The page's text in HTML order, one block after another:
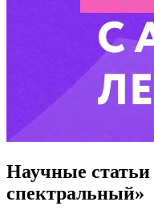
Научные статьи
спектральный»